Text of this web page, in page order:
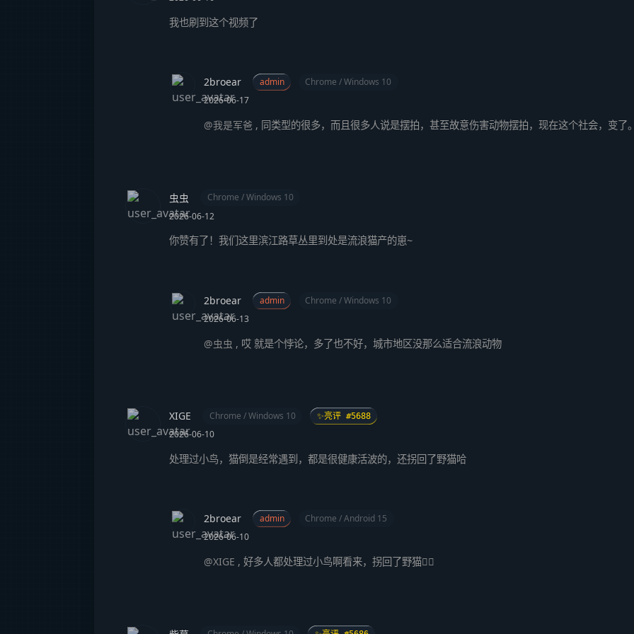
我也刷到这个视频了
2broear admin
Chrome / Windows 10
2026-06-17
@我是军爸 , 同类型的很多，而且很多人说是摆拍，甚至故意伤害动物摆拍，现在这个社会，变了
虫虫
Chrome / Windows 10
2026-06-12
你赞有了！我们这里滨江路草丛里到处是流浪猫产的崽~
2broear admin
Chrome / Windows 10
2026-06-13
@虫虫 , 哎 就是个悖论，多了也不好，城市地区没那么适合流浪动物
XIGE Chrome / Windows 10 ✨亮评 #5688
2026-06-10
处理过小鸟，猫倒是经常遇到，都是很健康活波的，还拐回了野猫哈
2broear admin
Chrome / Android 15
2026-06-10
@XIGE , 好多人都处理过小鸟啊看来，拐回了野猫👍🏻